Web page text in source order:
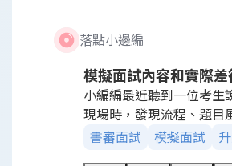
落點小邊編
模擬面試內容和實際
小編編最近聽到一位考生
現場時，發現流程、題
書審面試 模擬面試